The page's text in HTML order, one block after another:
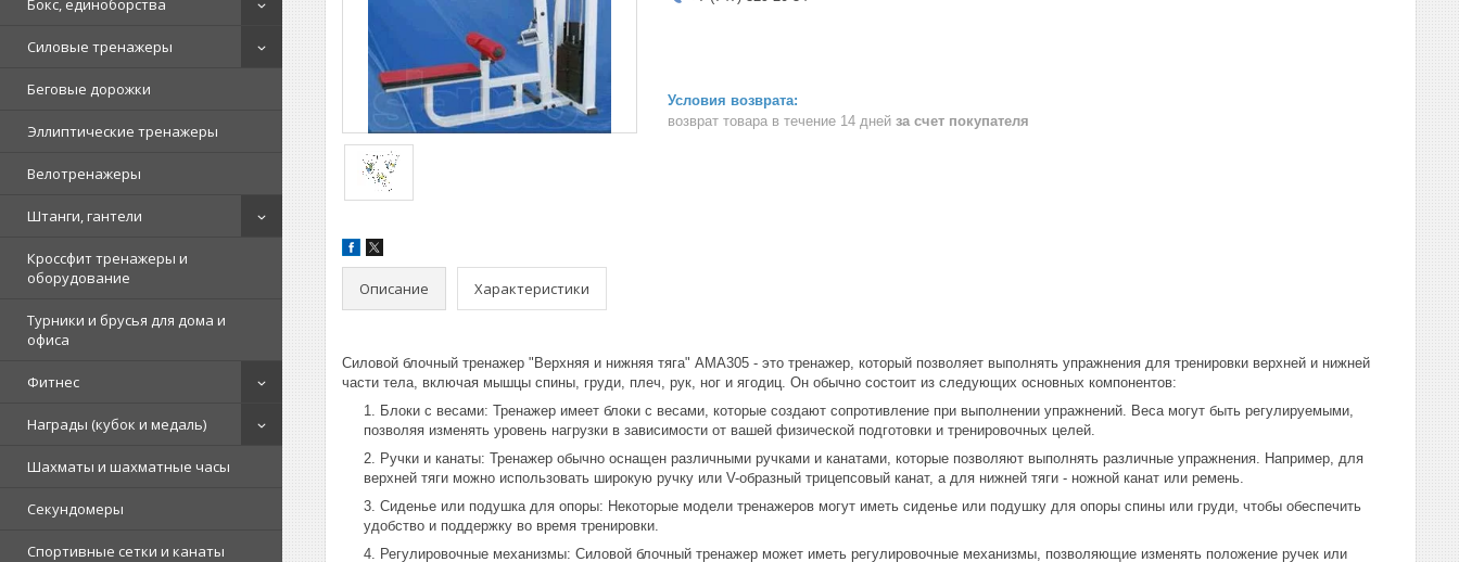
Бокс, единоборства
Силовые тренажеры
Беговые дорожки
Эллиптические тренажеры
Велотренажеры
Штанги, гантели
Кроссфит тренажеры и
оборудование
Турники и брусья для дома и
офиса
Фитнес
Награды (кубок и медаль)
Шахматы и шахматные часы
Секундомеры
Спортивные сетки и канаты
возврат товара в течение 14 дней за счет покупателя
Описание Характеристики
Силовой блочный тренажер "Верхняя и нижняя тяга" AMA305 - это тренажер, который позволяет выполнять упражнения для тренировки верхней и нижней
части тела, включая мышцы спины, груди, плеч, рук, ног и ягодиц. Он обычно состоит из следующих основных компонентов:
Блоки с весами: Тренажер имеет блоки с весами, которые создают сопротивление при выполнении упражнений. Веса могут быть регулируемыми,
позволяя изменять уровень нагрузки в зависимости от вашей физической подготовки и тренировочных целей.
Ручки и канаты: Тренажер обычно оснащен различными ручками и канатами, которые позволяют выполнять различные упражнения. Например, для
верхней тяги можно использовать широкую ручку или V-образный трицепсовый канат, а для нижней тяги - ножной канат или ремень.
Сиденье или подушка для опоры: Некоторые модели тренажеров могут иметь сиденье или подушку для опоры спины или груди, чтобы обеспечить
удобство и поддержку во время тренировки.
Регулировочные механизмы: Силовой блочный тренажер может иметь регулировочные механизмы, позволяющие изменять положение ручек или